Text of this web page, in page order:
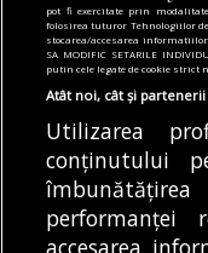
ajutor
valorează
05/08/2026
Articole
Noi
și Giurgiu.
transmite
afectate
pot fi exercitate prin
folosirea tuturor Tehnologiilor
stocarea/accesarea informatiilor
SA MODIFIC SETARILE
putin cele legate de cookie strict
Atât noi, cât și
Utilizarea
conținutului
performanței